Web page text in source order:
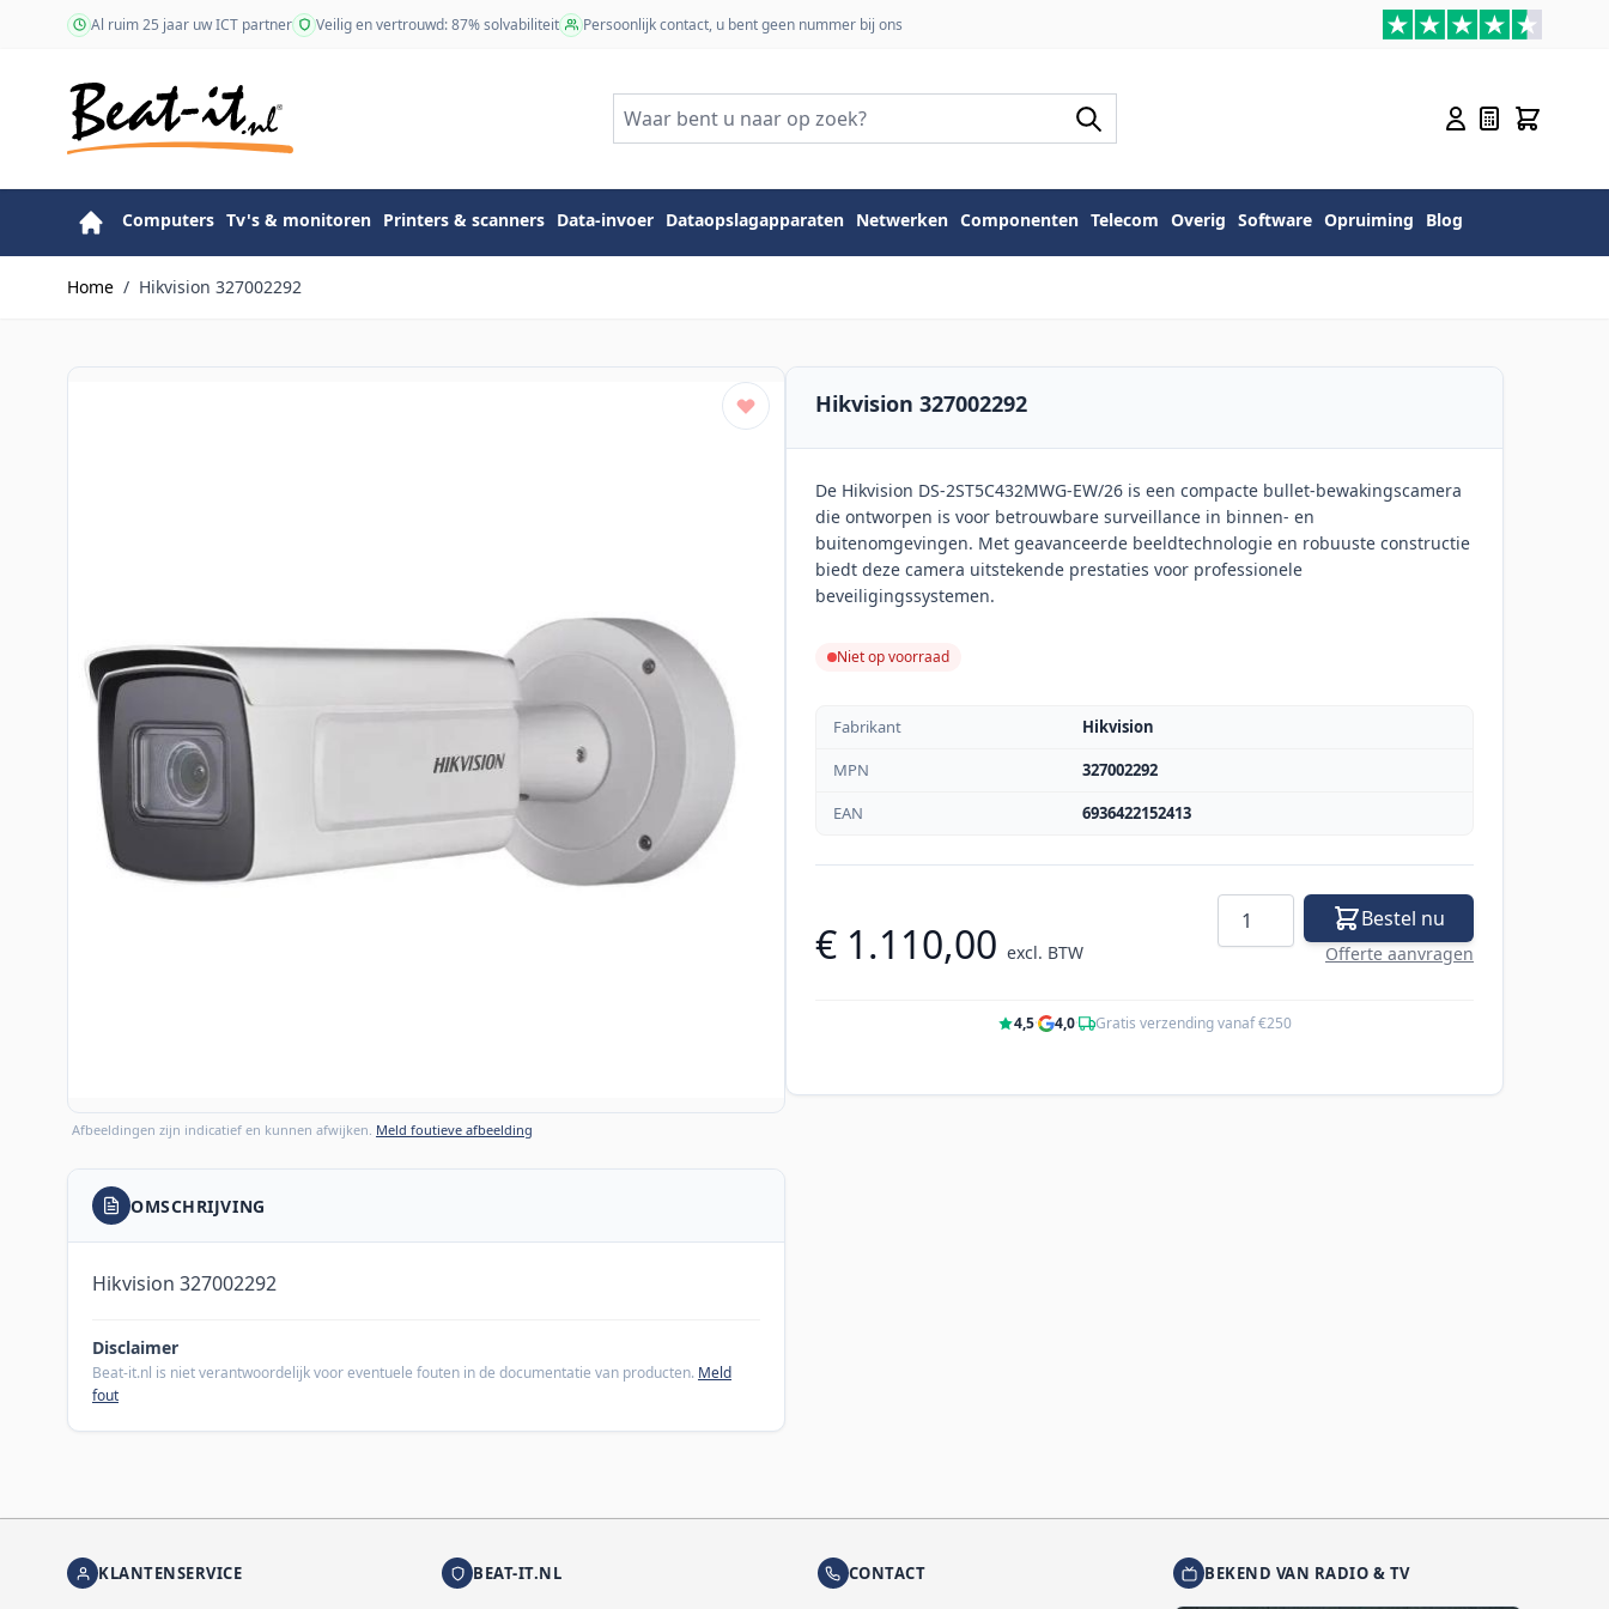
Ga naar de inhoudAl ruim 25 jaar uw ICT partner Veilig en vertrouwd: 87% solvabiliteit Persoonlijk contact, u bent geen nummer bij ons
Computers Tv's & monitoren Printers & scanners Data-invoer Dataopslagapparaten Netwerken Componenten Telecom Overig Software Opruiming Blog
Home / Hikvision 327002292
Afbeeldingen zijn indicatief en kunnen afwijken. Meld foutieve afbeelding
Hikvision 327002292
De Hikvision DS-2ST5C432MWG-EW/26 is een compacte bullet-bewakingscamera
die ontworpen is voor betrouwbare surveillance in binnen- en
buitenomgevingen. Met geavanceerde beeldtechnologie en robuuste constructie
biedt deze camera uitstekende prestaties voor professionele
beveiligingssystemen.
Niet op voorraad
Fabrikant
Hikvision
MPN
327002292
EAN
6936422152413
€ 1.110,00 excl. BTW
Aantal Bestel nu
Offerte aanvragen
4,5· 4,0· Gratis verzending vanaf €250
OMSCHRIJVING
Hikvision 327002292
Disclaimer
Beat-it.nl is niet verantwoordelijk voor eventuele fouten in de documentatie van producten. Meld
fout
KLANTENSERVICE BEAT-IT.NL CONTACT BEKEND VAN RADIO & TV